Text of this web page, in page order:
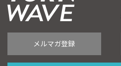
メルマガ登録